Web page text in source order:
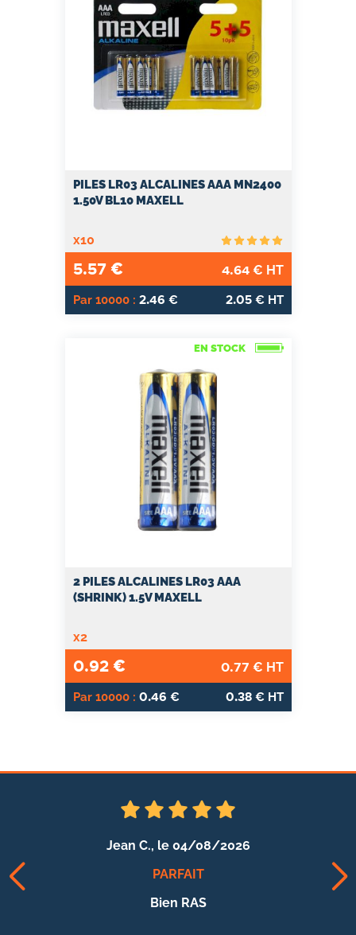
PILES LR03 ALCALINES AAA MN2400
1.50V BL10 MAXELL
x10
5.57€ 4.64€ HT
Par 10000 : 2.46 € 2.05€ HT
EN STOCK
2 PILES ALCALINES LR03 AAA
(SHRINK) 1.5V MAXELL
x2
0.92€ 0.77 € HT
Par 10000 : 0.46 € 0.38€ HT
Jean C., le 04/08/2026
PARFAIT
Bien RAS